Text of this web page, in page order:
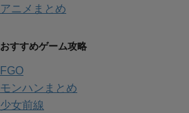
アニメまとめ
おすすめゲーム攻略
FGO
モンハンまとめ
少女前線